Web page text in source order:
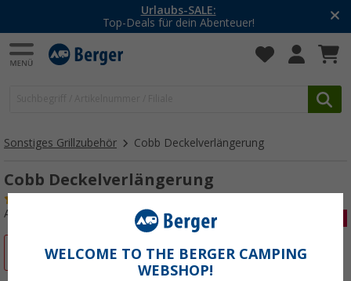
-20% auf Kleidung und Schuhe
Mit dem Aktionscode20SSV
Sonstiges Grillzubehör Cobb Deckelverlängerung
Cobb Deckelverlängerung
Art.-Nr.: 456860
WELCOME TO THE BERGER CAMPING
WEBSHOP!